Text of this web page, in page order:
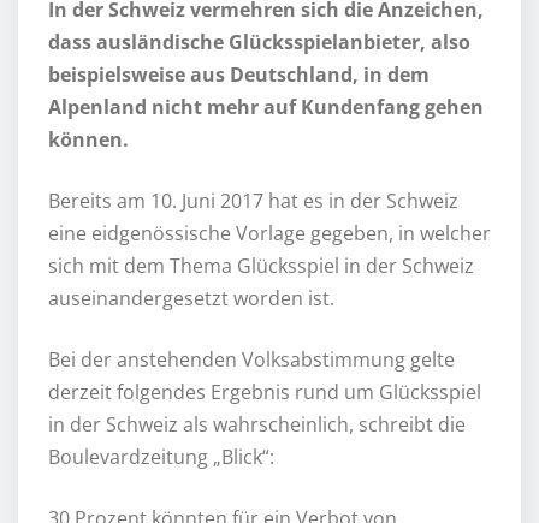
In der Schweiz vermehren sich die Anzeichen,
dass ausländische Glücksspielanbieter, also
beispielsweise aus Deutschland, in dem
Alpenland nicht mehr auf Kundenfang gehen
können.
Bereits am 10. Juni 2017 hat es in der Schweiz
eine eidgenössische Vorlage gegeben, in welcher
sich mit dem Thema Glücksspiel in der Schweiz
auseinandergesetzt worden ist.
Bei der anstehenden Volksabstimmung gelte
derzeit folgendes Ergebnis rund um Glücksspiel
in der Schweiz als wahrscheinlich, schreibt die
Boulevardzeitung „Blick“: